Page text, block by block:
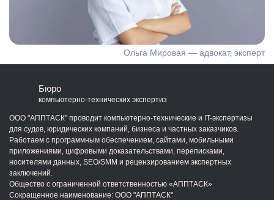
Ольга Мировая — адвокат, эксперт
Бюро
компьютерно-технических экспертиз
ООО "АППТАСК" проводит компьютерно-технические и IT-экспертизы
для судов, юридических компаний, бизнеса и частных заказчиков.
Работаем с программным обеспечением, сайтами, мобильными
приложениями, цифровыми доказательствами, переписками,
носителями данных, SEO/SMM и рецензированием экспертных
заключений.
Общество с ограниченной ответственностью «АППТАСК»
Сокращенное наименование: ООО "АППТАСК"